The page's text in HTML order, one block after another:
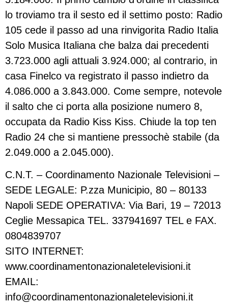
lo troviamo tra il sesto ed il settimo posto: Radio
105 cede il passo ad una rinvigorita Radio Italia
Solo Musica Italiana che balza dai precedenti
3.723.000 agli attuali 3.924.000; al contrario, in
casa Finelco va registrato il passo indietro da
4.086.000 a 3.843.000. Come sempre, notevole
il salto che ci porta alla posizione numero 8,
occupata da Radio Kiss Kiss. Chiude la top ten
Radio 24 che si mantiene pressochè stabile (da
2.049.000 a 2.045.000).
C.N.T. – Coordinamento Nazionale Televisioni –
SEDE LEGALE: P.zza Municipio, 80 – 80133
Napoli SEDE OPERATIVA: Via Bari, 19 – 72013
Ceglie Messapica TEL. 337941697 TEL e FAX.
0804839707
SITO INTERNET:
www.coordinamentonazionaletelevisioni.it
EMAIL:
info@coordinamentonazionaletelevisioni.it